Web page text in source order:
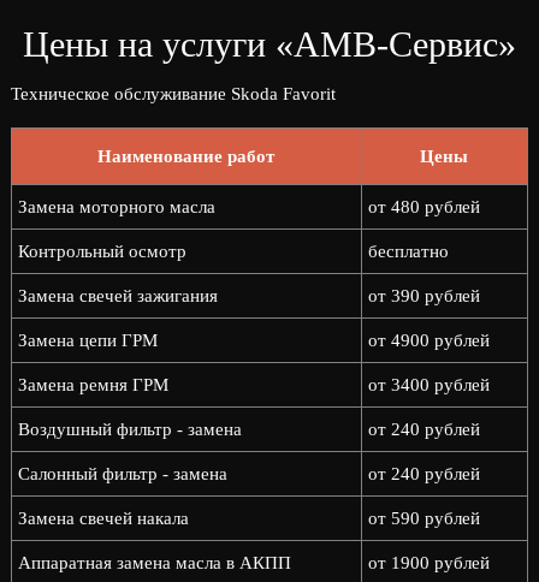
Цены на услуги «АМВ-Сервис»
Техническое обслуживание Skoda Favorit
Наименование работ Цены
Замена моторного масла от 480 рублей
Контрольный осмотр бесплатно
Замена свечей зажигания от 390 рублей
Замена цепи ГРМ от 4900 рублей
Замена ремня ГРМ от 3400 рублей
Воздушный фильтр - замена от 240 рублей
Салонный фильтр - замена от 240 рублей
Замена свечей накала от 590 рублей
Аппаратная замена масла в АКПП от 1900 рублей